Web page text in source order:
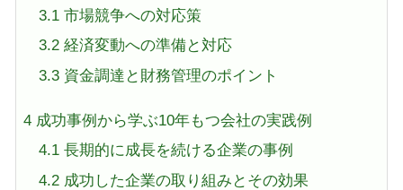
3.1市場競争への対応策
3.2経済変動への準備と対応
3.3資金調達と財務管理のポイント
4 成功事例から学ぶ10年もつ会社の実践例
4.1長期的に成長を続ける企業の事例
4.2成功した企業の取り組みとその効果